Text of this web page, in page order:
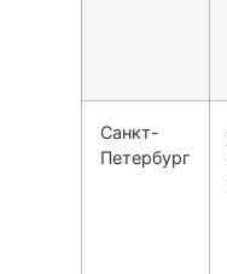
Санкт-
Петербург